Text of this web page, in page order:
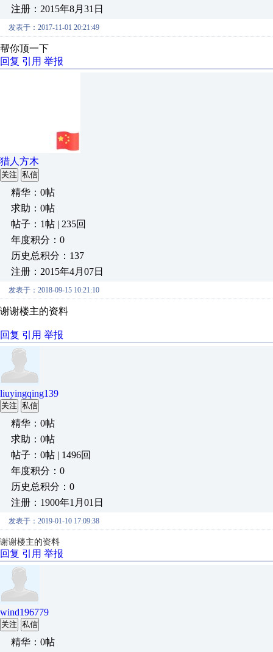
注册：2015年8月31日
发表于：2017-11-01 20:21:49
帮你顶一下
回复 引用 举报
猎人方木
关注 私信
精华：0帖
求助：0帖
帖子：1帖 | 235回
年度积分：0
历史总积分：137
注册：2015年4月07日
发表于：2018-09-15 10:21:10
谢谢楼主的资料
回复 引用 举报
liuyingqing139
关注 私信
精华：0帖
求助：0帖
帖子：0帖 | 1496回
年度积分：0
历史总积分：0
注册：1900年1月01日
发表于：2019-01-10 17:09:38
谢谢楼主的资料
回复 引用 举报
wind196779
关注 私信
精华：0帖